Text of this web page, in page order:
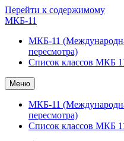
Перейти к содержимому
МКБ-11
МКБ-11
пересмотра)
Список классов МКБ
Меню
МКБ-11
пересмотра)
Список классов МКБ